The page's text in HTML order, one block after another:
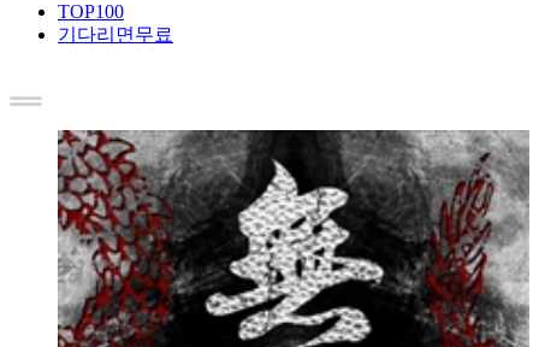
TOP100
기다리면무료